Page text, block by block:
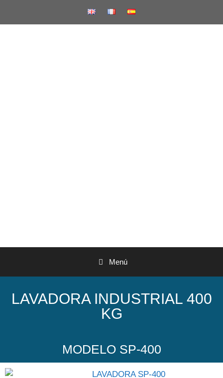
Menú
LAVADORA INDUSTRIAL 400
KG
MODELO SP-400